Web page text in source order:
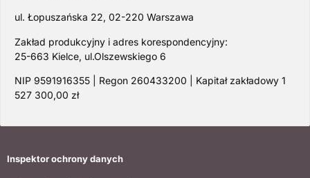
ul. Łopuszańska 22, 02-220 Warszawa
Zakład produkcyjny i adres korespondencyjny:
25-663 Kielce, ul.Olszewskiego 6
NIP 9591916355 | Regon 260433200 | Kapitał zakładowy 1
527 300,00 zł
Inspektor ochrony danych